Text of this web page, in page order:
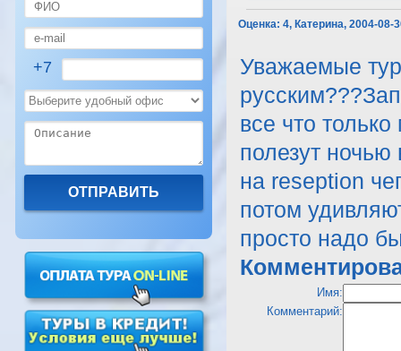
+7
Оценка: 4, Катерина, 2004-08-
Уважаемые
все что
полезут ночью
на reseption
потом
просто надо
Имя:
Комментарий: